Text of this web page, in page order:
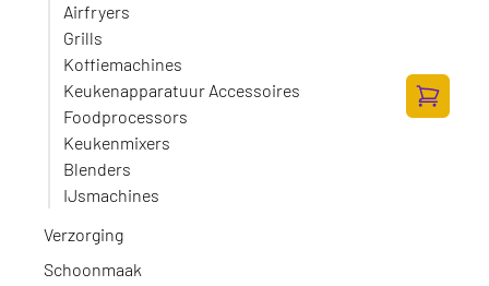
Airfryers
Grills
Koffiemachines
Keukenapparatuur Accessoires
Foodprocessors
Keukenmixers
Blenders
IJsmachines
Verzorging
Schoonmaak
DeLonghi Rivelia EXAM440.55.W
Op voorraad
600,-
495,87 excl. BTW